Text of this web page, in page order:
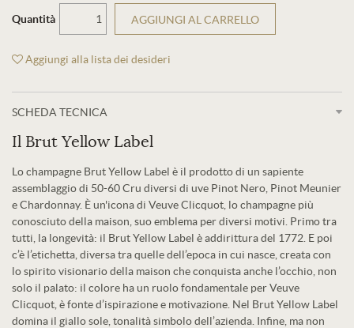
Quantità AGGIUNGI AL CARRELLO
Aggiungi alla lista dei desideri
SCHEDA TECNICA
Il Brut Yellow Label
Lo champagne Brut Yellow Label è il prodotto di un sapiente
assemblaggio di 50-60 Cru diversi di uve Pinot Nero, Pinot Meunier
e Chardonnay. È un'icona di Veuve Clicquot, lo champagne più
conosciuto della maison, suo emblema per diversi motivi. Primo tra
tutti, la longevità: il Brut Yellow Label è addirittura del 1772. E poi
c’è l’etichetta, diversa tra quelle dell’epoca in cui nasce, creata con
lo spirito visionario della maison che conquista anche l’occhio, non
solo il palato: il colore ha un ruolo fondamentale per Veuve
Clicquot, è fonte d’ispirazione e motivazione. Nel Brut Yellow Label
domina il giallo sole, tonalità simbolo dell’azienda. Infine, ma non